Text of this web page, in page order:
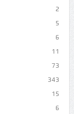
2
5
6
11
73
343
15
6